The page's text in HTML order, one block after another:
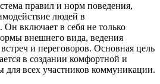
правил и норм поведения,
людей в
Он включает в себя не только
внешнего вида, ведения
и переговоров. Основная цель
в создании комфортной и
для всех участников коммуникации.